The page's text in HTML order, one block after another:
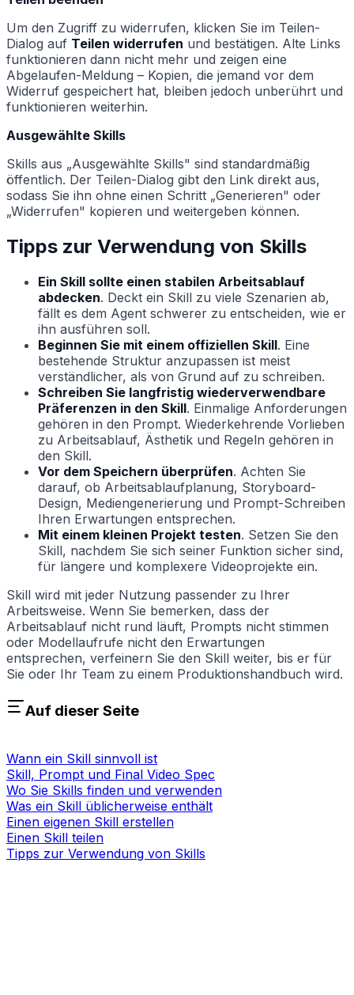
Um den Zugriff zu widerrufen, klicken Sie im Teilen-
Dialog auf Teilen widerrufen und bestätigen. Alte Links
funktionieren dann nicht mehr und zeigen eine
Abgelaufen-Meldung – Kopien, die jemand vor dem
Widerruf gespeichert hat, bleiben jedoch unberührt und
funktionieren weiterhin.
Ausgewählte Skills
Skills aus „Ausgewählte Skills" sind standardmäßig
öffentlich. Der Teilen-Dialog gibt den Link direkt aus,
sodass Sie ihn ohne einen Schritt „Generieren" oder
„Widerrufen" kopieren und weitergeben können.
Tipps zur Verwendung von Skills
Ein Skill sollte einen stabilen Arbeitsablauf
abdecken. Deckt ein Skill zu viele Szenarien ab,
fällt es dem Agent schwerer zu entscheiden, wie er
ihn ausführen soll.
Beginnen Sie mit einem offiziellen Skill. Eine
bestehende Struktur anzupassen ist meist
verständlicher, als von Grund auf zu schreiben.
Schreiben Sie langfristig wiederverwendbare
Präferenzen in den Skill. Einmalige Anforderungen
gehören in den Prompt. Wiederkehrende Vorlieben
zu Arbeitsablauf, Ästhetik und Regeln gehören in
den Skill.
Vor dem Speichern überprüfen. Achten Sie
darauf, ob Arbeitsablaufplanung, Storyboard-
Design, Mediengenerierung und Prompt-Schreiben
Ihren Erwartungen entsprechen.
Mit einem kleinen Projekt testen. Setzen Sie den
Skill, nachdem Sie sich seiner Funktion sicher sind,
für längere und komplexere Videoprojekte ein.
Skill wird mit jeder Nutzung passender zu Ihrer
Arbeitsweise. Wenn Sie bemerken, dass der
Arbeitsablauf nicht rund läuft, Prompts nicht stimmen
oder Modellaufrufe nicht den Erwartungen
entsprechen, verfeinern Sie den Skill weiter, bis er für
Sie oder Ihr Team zu einem Produktionshandbuch wird.
Auf dieser Seite
Wann ein Skill sinnvoll ist
Skill, Prompt und Final Video Spec
Wo Sie Skills finden und verwenden
Was ein Skill üblicherweise enthält
Einen eigenen Skill erstellen
Einen Skill teilen
Tipps zur Verwendung von Skills